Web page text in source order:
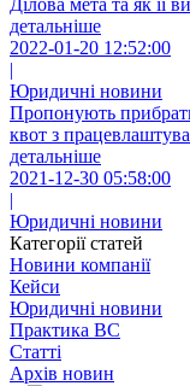
Ділова мета та як її
детальніше
2022-01-20 12:52:00
|
Юридичні новини
Пропонують
квот з
детальніше
2021-12-30 05:58:00
|
Юридичні новини
Категорії статей
Новини компанії
Кейси
Юридичні новини
Практика ВС
Статті
Архів новин